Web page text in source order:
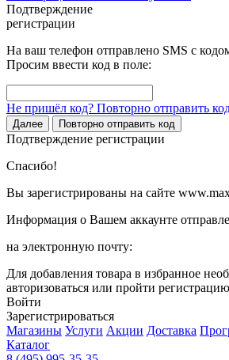
Подтверждение
регистрации
На ваш телефон отправлено SMS с
Просим ввести код в поле:
Не пришёл код? Повторно отправить
Далее Повторно отправить код
Подтверждение регистрации
Спасибо!
Вы зарегистрированы на сайте
Информация о Вашем аккаунте
на электронную почту:
Для добавления товара в избранное
авторизоваться или пройти регистрацию
Войти
Зарегистрироваться
Магазины Услуги Акции Доставка
Каталог